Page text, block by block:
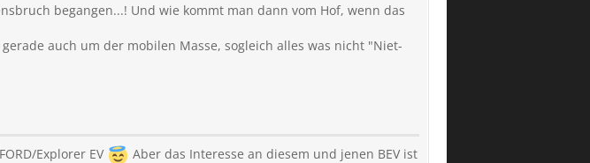
begangen...! Und wie kommt man dann vom Hof, wenn das
auch um der mobilen Masse, sogleich alles was nicht "Niet-
Explorer EV
Aber das Interesse an diesem und jenen BEV ist